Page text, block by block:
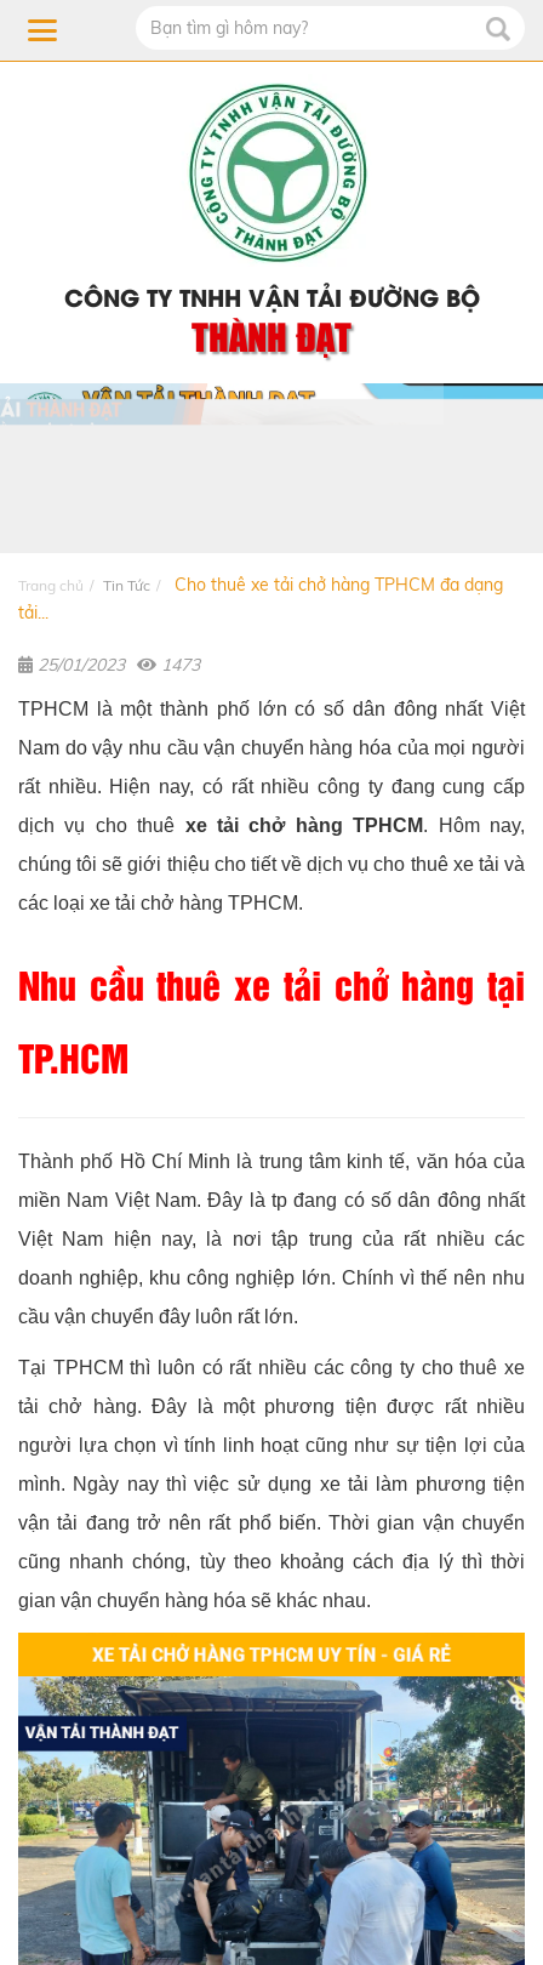
CÔNG TY TNHH VẬN TẢI ĐƯỜNG BỘ
THÀNH ĐẠT
Trang chủ Tin Tức
Cho thuê xe tải chở hàng TPHCM đa dạng
tải...
25/01/2023 1473
TPHCM là một thành phố lớn có số dân đông nhất Việt
Nam do vậy nhu cầu vận chuyển hàng hóa của mọi người
rất nhiều. Hiện nay, có rất nhiều công ty đang cung cấp
dịch vụ cho thuê xe tải chở hàng TPHCM. Hôm nay,
chúng tôi sẽ giới thiệu cho tiết về dịch vụ cho thuê xe tải và
các loại xe tải chở hàng TPHCM.
Nhu cầu thuê xe tải chở hàng tại
TP.HCM
Thành phố Hồ Chí Minh là trung tâm kinh tế, văn hóa của
miền Nam Việt Nam. Đây là tp đang có số dân đông nhất
Việt Nam hiện nay, là nơi tập trung của rất nhiều các
doanh nghiệp, khu công nghiệp lớn. Chính vì thế nên nhu
cầu vận chuyển đây luôn rất lớn.
Tại TPHCM thì luôn có rất nhiều các công ty cho thuê xe
tải chở hàng. Đây là một phương tiện được rất nhiều
người lựa chọn vì tính linh hoạt cũng như sự tiện lợi của
mình. Ngày nay thì việc sử dụng xe tải làm phương tiện
vận tải đang trở nên rất phổ biến. Thời gian vận chuyển
cũng nhanh chóng, tùy theo khoảng cách địa lý thì thời
gian vận chuyển hàng hóa sẽ khác nhau.